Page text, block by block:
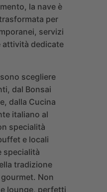
la nave è
per
servizi
attività dedicate
scegliere
dal Bonsai
, dalla Cucina
italiano al
specialità
e locali
specialità
tradizione
Non
lounge, perfetti